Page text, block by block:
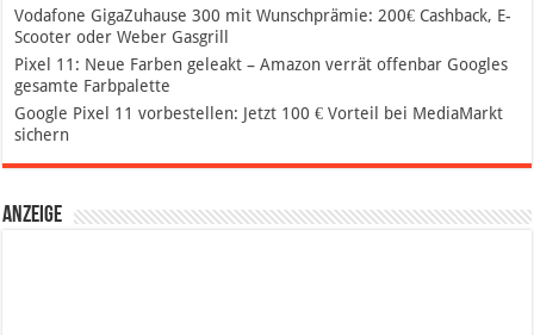
Vodafone GigaZuhause 300 mit Wunschprämie: 200€ Cashback, E-
Scooter oder Weber Gasgrill
Pixel 11: Neue Farben geleakt – Amazon verrät offenbar Googles
gesamte Farbpalette
Google Pixel 11 vorbestellen: Jetzt 100 € Vorteil bei MediaMarkt
sichern
Anzeige